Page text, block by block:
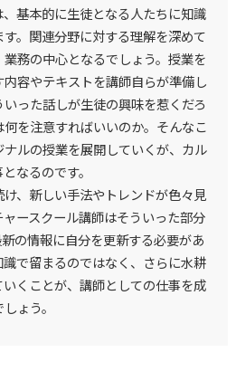
基本的に生徒となる人たちに知識
。関連分野に対する理解を深めて
務の中心となるでしょう。授業を
容やテキストを講師自らが準備し
った話しが生徒の興味を惹くだろ
を注意すればいいのか。そんなこ
ルの授業を展開していくが、カル
なるのです。
、新しい手法やトレンドが色々見
ースクール講師はそういった部分
の情報に自分を更新する必要があ
で留まるのではなく、さらに水耕
くことが、講師としての仕事を成
ょう。